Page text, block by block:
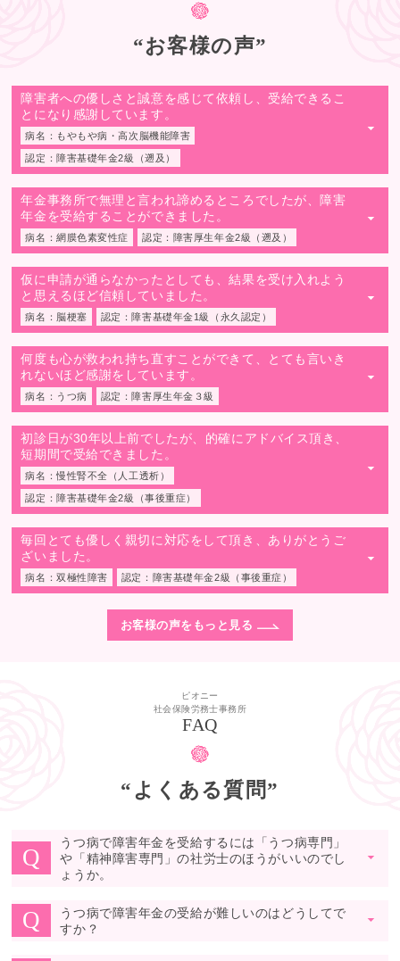
“お客様の声”
障害者への優しさと誠意を感じて依頼し、受給できるこ
とになり感謝しています。
病名：もやもや病・高次脳機能障害
認定：障害基礎年金2級（遡及）
▼
年金事務所で無理と言われ諦めるところでしたが、障害
年金を受給することができました。
病名：網膜色素変性症 認定：障害厚生年金2級（遡及）
▼
仮に申請が通らなかったとしても、結果を受け入れよう
と思えるほど信頼していました。
病名：脳梗塞 認定：障害基礎年金1級（永久認定）
▼
何度も心が救われ持ち直すことができて、とても言いき
れないほど感謝をしています。
病名：うつ病 認定：障害厚生年金３級
▼
初診日が30年以上前でしたが、的確にアドバイス頂き、
短期間で受給できました。
病名：慢性腎不全（人工透析）
認定：障害基礎年金2級（事後重症）
▼
毎回とても優しく親切に対応をして頂き、ありがとうご
ざいました。
病名：双極性障害 認定：障害基礎年金2級（事後重症）
▼
お客様の声をもっと見る
ピオニー
社会保険労務士事務所
FAQ
“よくある質問”
Q
うつ病で障害年金を受給するには「うつ病専門」
や「精神障害専門」の社労士のほうがいいのでし
ょうか。
▼
Q
うつ病で障害年金の受給が難しいのはどうしてで
すか？
▼